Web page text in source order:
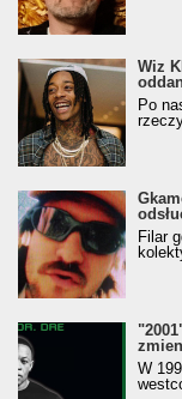
Wiz
Po
Filar
W